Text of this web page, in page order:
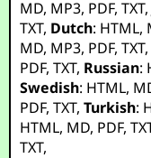
MD, MP3, PDF,TXT,
TXT, Dutch: HTML,
MD, MP3, PDF,TXT,
PDF,TXT, Russian:
Swedish: HTML,
PDF,TXT,Turkish:
HTML, MD, PDF,
TXT,